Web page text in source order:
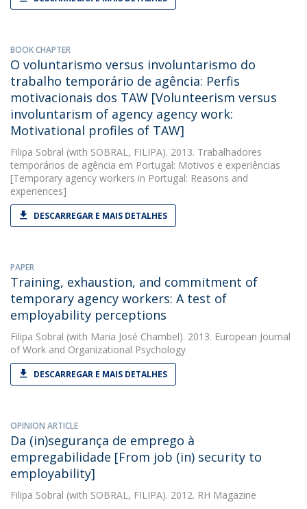
BOOK CHAPTER
O voluntarismo versus involuntarismo do
trabalho temporário de agência: Perfis
motivacionais dos TAW [Volunteerism versus
involuntarism of agency agency work:
Motivational profiles of TAW]
Filipa Sobral (with SOBRAL, FILIPA). 2013. Trabalhadores
temporários de agência em Portugal: Motivos e experiências
[Temporary agency workers in Portugal: Reasons and
experiences]
DESCARREGAR E MAIS DETALHES
PAPER
Training, exhaustion, and commitment of
temporary agency workers: A test of
employability perceptions
Filipa Sobral (with Maria José Chambel). 2013. European Journal
of Work and Organizational Psychology
DESCARREGAR E MAIS DETALHES
OPINION ARTICLE
Da (in)segurança de emprego à
empregabilidade [From job (in) security to
employability]
Filipa Sobral (with SOBRAL, FILIPA). 2012. RH Magazine